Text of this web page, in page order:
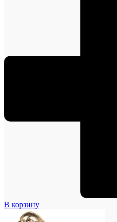
В корзину